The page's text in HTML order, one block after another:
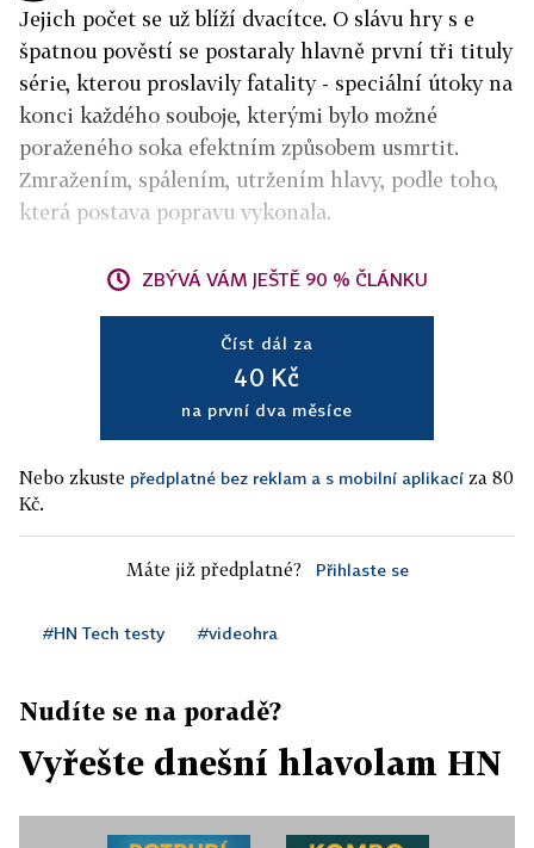
Jejich počet se už blíží dvacítce. O slávu hry s e
špatnou pověstí se postaraly hlavně první tři tituly
série, kterou proslavily fatality - speciální útoky na
konci každého souboje, kterými bylo možné
poraženého soka efektním způsobem usmrtit.
Zmražením, spálením, utržením hlavy, podle toho,
která postava popravu vykonala.
ZBÝVÁ VÁM JEŠTĚ 90 % ČLÁNKU
Číst dál za
40 Kč
na první dva měsíce
Nebo zkuste předplatné bez reklam a s mobilní aplikací za 80
Kč.
Máte již předplatné? Přihlaste se
#HN Tech testy #videohra
Nudíte se na poradě?
Vyřešte dnešní hlavolam HN